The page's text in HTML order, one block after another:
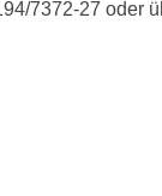
7372-27 oder